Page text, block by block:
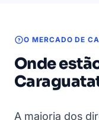
O MERCADO DE
Onde
A maioria dos